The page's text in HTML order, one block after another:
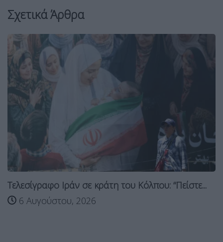
Σχετικά Άρθρα
Τελεσίγραφο Ιράν σε κράτη του Κόλπου: “Πείστε...
6 Αυγούστου, 2026